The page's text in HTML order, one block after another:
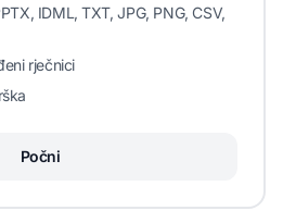
IDML, TXT, JPG, PNG, CSV,
rječnici
Počni